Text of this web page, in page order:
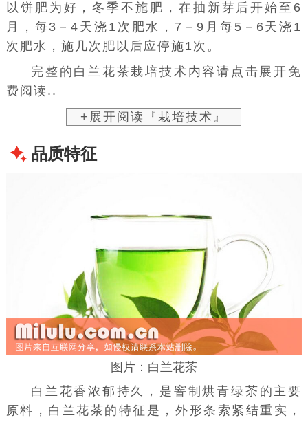
以饼肥为好，冬季不施肥，在抽 新芽 后开始至6
月，每3－4天浇1次肥水，7－9月每5－6天浇1
次肥水，施几次肥以后应停施1次。
完整的白兰花茶栽培技术内容请点击展开免
费阅读..
+展开阅读『栽培技术』
品质特征
图片：白兰花茶
白兰 花香浓郁持久，是窨制烘青绿茶 的主要
原料，白兰花茶的特征是，外形条索紧结重实，